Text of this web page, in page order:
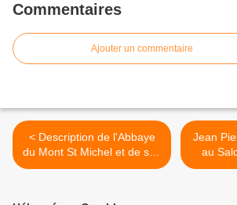
Commentaires
Ajouter un commentaire
< Description de l'Abbaye
du Mont St Michel et de ses
abords, Edouard Corroyer
Jean
au